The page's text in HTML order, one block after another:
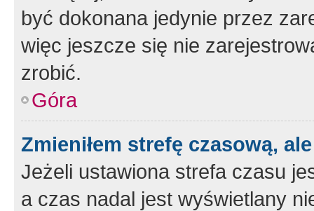
być dokonana jedynie przez
więc jeszcze się nie
zrobić.
Góra
Zmieniłem strefę czasową,
Jeżeli ustawiona strefa czasu
a czas nadal jest wyświetlany